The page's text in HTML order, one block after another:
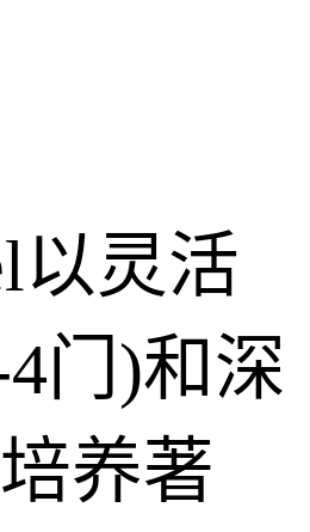
以灵活
门)和深
养著